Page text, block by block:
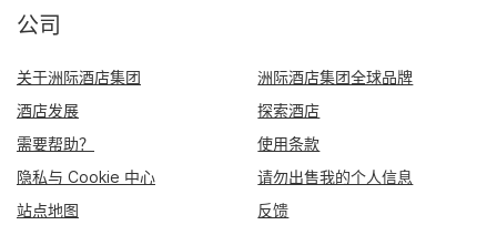
公司
关于洲际酒店集团
洲际酒店集团全球品牌
酒店发展
探索酒店
需要帮助？
使用条款
隐私与 Cookie 中心
请勿出售我的个人信息
站点地图
反馈